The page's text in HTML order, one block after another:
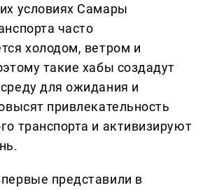
условиях Самары
часто
холодом, ветром и
такие хабы создадут
для ожидания и
привлекательность
транспорта и активизируют
представили в